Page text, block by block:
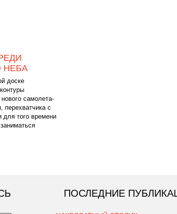
НЕБА
доске
самолета-
перехватчика с
того времени
ПОСЛЕДНИЕ